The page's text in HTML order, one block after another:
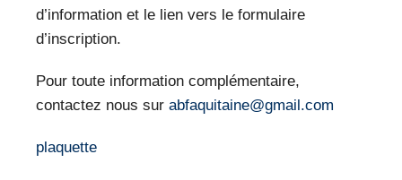
d’information et le lien vers le formulaire
d’inscription.
Pour toute information complémentaire,
contactez nous surabfaquitaine@gmail.com
plaquette